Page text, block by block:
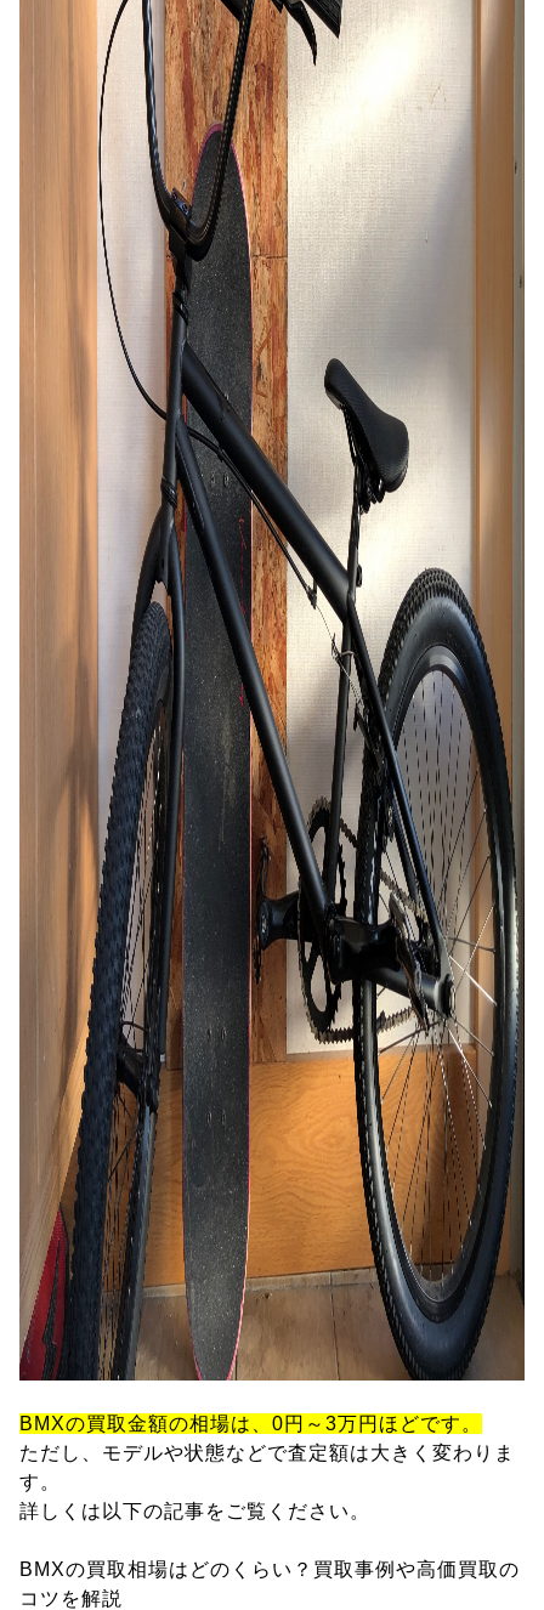
BMXの買取金額の相場は、0円～3万円ほどです。
ただし、モデルや状態などで査定額は大きく変わりま
す。
詳しくは以下の記事をご覧ください。
BMXの買取相場はどのくらい？買取事例や高価買取の
コツを解説